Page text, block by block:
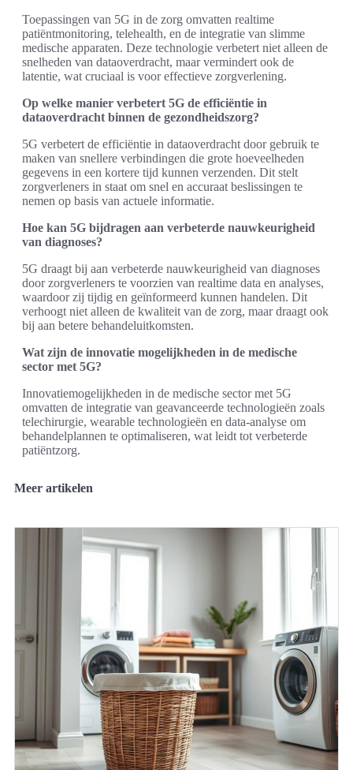
Toepassingen van 5G in de zorg omvatten realtime
patiëntmonitoring, telehealth, en de integratie van slimme
medische apparaten. Deze technologie verbetert niet alleen de
snelheden van dataoverdracht, maar vermindert ook de
latentie, wat cruciaal is voor effectieve zorgverlening.
Op welke manier verbetert 5G de efficiëntie in
dataoverdracht binnen de gezondheidszorg?
5G verbetert de efficiëntie in dataoverdracht door gebruik te
maken van snellere verbindingen die grote hoeveelheden
gegevens in een kortere tijd kunnen verzenden. Dit stelt
zorgverleners in staat om snel en accuraat beslissingen te
nemen op basis van actuele informatie.
Hoe kan 5G bijdragen aan verbeterde nauwkeurigheid
van diagnoses?
5G draagt bij aan verbeterde nauwkeurigheid van diagnoses
door zorgverleners te voorzien van realtime data en analyses,
waardoor zij tijdig en geïnformeerd kunnen handelen. Dit
verhoogt niet alleen de kwaliteit van de zorg, maar draagt ook
bij aan betere behandeluitkomsten.
Wat zijn de innovatie mogelijkheden in de medische
sector met 5G?
Innovatiemogelijkheden in de medische sector met 5G
omvatten de integratie van geavanceerde technologieën zoals
telechirurgie, wearable technologieën en data-analyse om
behandelplannen te optimaliseren, wat leidt tot verbeterde
patiëntzorg.
Meer artikelen